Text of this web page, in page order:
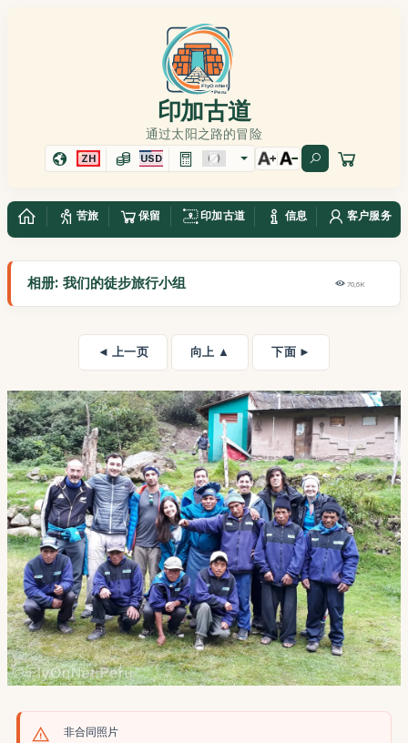
印加古道
通过太阳之路的冒险
ZH USD
苦旅 保留 印加古道 信息 客户服务
相册: 我们的徒步旅行小组 70,6K
◄ 上一页 向上 ▲ 下面 ►
非合同照片